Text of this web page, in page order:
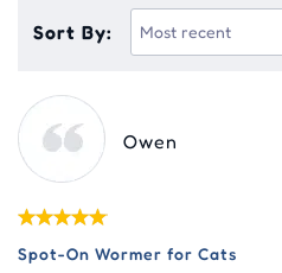
Sort By:
Owen
Spot-On Wormer for Cats